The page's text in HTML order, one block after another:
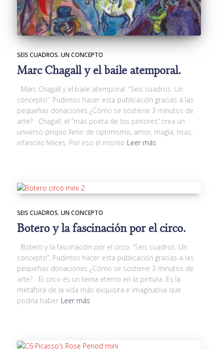
SEIS CUADROS. UN CONCEPTO
Marc Chagall y el baile atemporal.
Marc Chagall y el baile atemporal. “Seis cuadros. Un
concepto”. Pudimos hacer esta publicación gracias a las
pequeñas donaciones ¿Cómo se sostiene 3 minutos de
arte? Chagall, el “más poeta de los pintores” crea un
universo propio lleno de optimismo, amor, magia, risas,
infancias felices. Por eso él mismo Leer más
SEIS CUADROS. UN CONCEPTO
Botero y la fascinación por el circo.
Botero y la fascinación por el circo. “Seis cuadros. Un
concepto”. Pudimos hacer esta publicación gracias a las
pequeñas donaciones ¿Cómo se sostiene 3 minutos de
arte? El circo es un tema eterno en la pintura. Es la
metáfora de la vida más exquisita e imaginativa que
podría haber Leer más